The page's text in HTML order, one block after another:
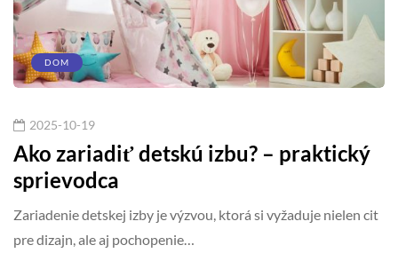
DOM
2025-10-19
Ako zariadiť detskú izbu? – praktický
sprievodca
Zariadenie detskej izby je výzvou, ktorá si vyžaduje nielen cit
pre dizajn, ale aj pochopenie…